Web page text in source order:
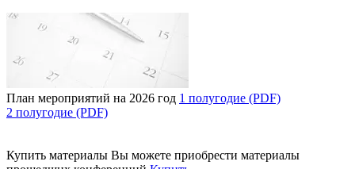
План мероприятий на 2026 год 1 полугодие (PDF)
2 полугодие (PDF)
Купить материалы Вы можете приобрести материалы